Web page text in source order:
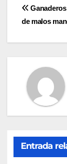
de malos
Entrada